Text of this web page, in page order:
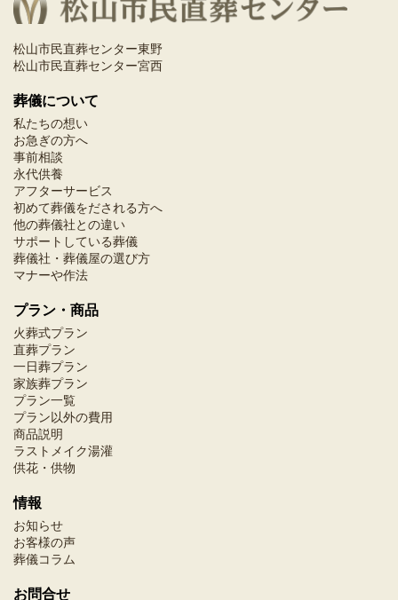
松山市民直葬センター東野
松山市民直葬センター宮西
葬儀について
私たちの想い
お急ぎの方へ
事前相談
永代供養
アフターサービス
初めて葬儀をだされる方へ
他の葬儀社との違い
サポートしている葬儀
葬儀社・葬儀屋の選び方
マナーや作法
プラン・商品
火葬式プラン
直葬プラン
一日葬プラン
家族葬プラン
プラン一覧
プラン以外の費用
商品説明
ラストメイク湯灌
供花・供物
情報
お知らせ
お客様の声
葬儀コラム
お問合せ